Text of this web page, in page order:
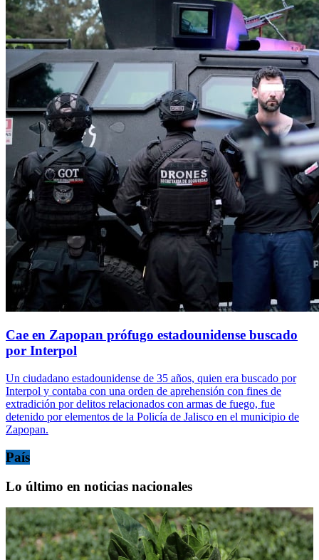
Cae en Zapopan prófugo estadounidense buscado
por Interpol
Un ciudadano estadounidense de 35 años, quien era buscado por
Interpol y contaba con una orden de aprehensión con fines de
extradición por delitos relacionados con armas de fuego, fue
detenido por elementos de la Policía de Jalisco en el municipio de
Zapopan.
País
Lo último en noticias nacionales